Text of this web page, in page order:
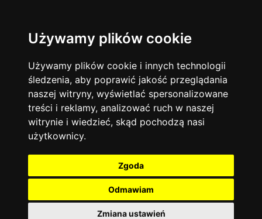
Używamy plików cookie
Używamy plików cookie i innych technologii
śledzenia, aby poprawić jakość przeglądania
naszej witryny, wyświetlać spersonalizowane
treści i reklamy, analizować ruch w naszej
witrynie i wiedzieć, skąd pochodzą nasi
użytkownicy.
Zgoda
Odmawiam
Zmiana ustawień
Język angielski 13744
Matematyka 12928
Chemia 4886
Język niemiecki 4307
Język polski 3426
Fizyka
Język francuski
Warszawa
Korepetycje
Online
14836
Kraków 7753
Wrocław
Łódź 3512
Gdańsk 2075